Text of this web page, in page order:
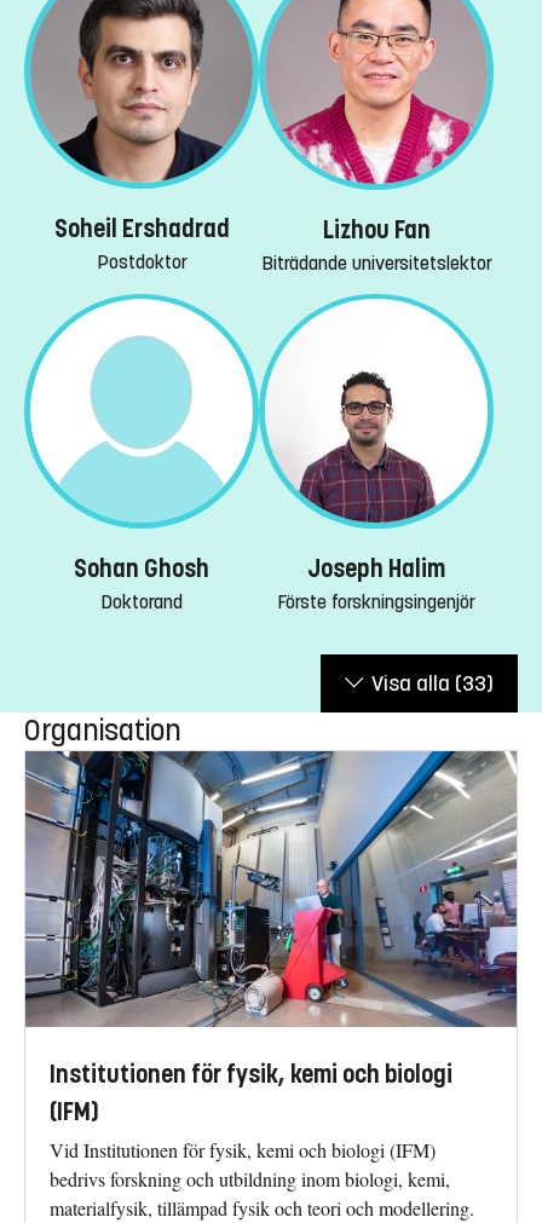
Soheil Ershadrad
Postdoktor
Lizhou Fan
Biträdande universitetslektor
Sohan Ghosh
Doktorand
Joseph Halim
Förste forskningsingenjör
Visa alla (33)
Organisation
Institutionen för fysik, kemi och biologi
(IFM)
Vid Institutionen för fysik, kemi och biologi (IFM)
bedrivs forskning och utbildning inom biologi, kemi,
materialfysik, tillämpad fysik och teori och modellering.